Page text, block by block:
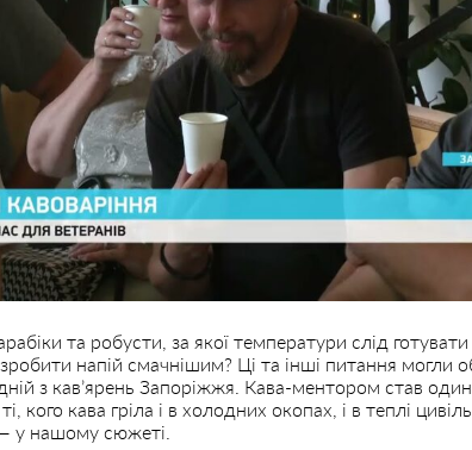
та робусти, за якої температури слід
напій смачнішим? Ці та інші питання могли
з кав’ярень Запоріжжя. Кава-ментором став
кого кава гріла і в холодних окопах, і в теплі
у нашому сюжеті.